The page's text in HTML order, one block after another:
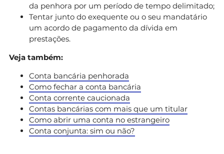
da penhora por um período de tempo delimitado;
Tentar junto do exequente ou o seu mandatário
um acordo de pagamento da dívida em
prestações.
Veja também:
Conta bancária penhorada
Como fechar a conta bancária
Conta corrente caucionada
Contas bancárias com mais que um titular
Como abrir uma conta no estrangeiro
Conta conjunta: sim ou não?